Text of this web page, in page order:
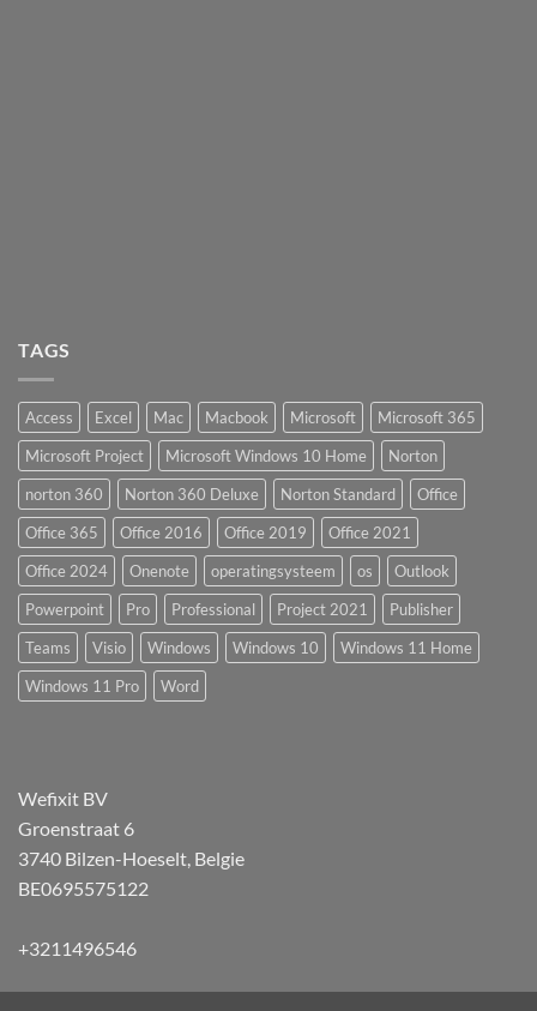
TAGS
Access Excel Mac Macbook Microsoft
Microsoft 365
Microsoft Project
Microsoft Windows 10 Home
Norton
norton 360
Norton 360 Deluxe Norton Standard
Office
Office 365
Office 2016 Office 2019
Office 2021
Office 2024
Onenote operatingsysteem os
Outlook
Powerpoint
Pro Professional Project 2021
Publisher
Teams
Visio Windows Windows 10
Windows 11 Home
Windows 11 Pro
Word
Wefixit BV
Groenstraat 6
3740 Bilzen-Hoeselt, Belgie
BE0695575122
+3211496546